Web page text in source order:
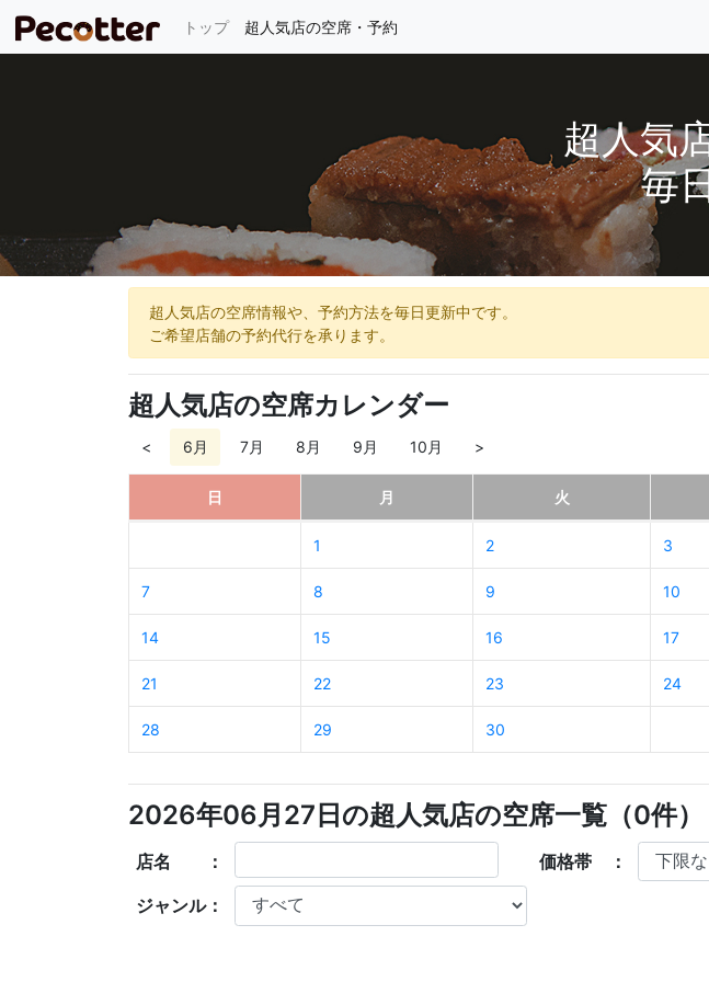
トップ(current)
超人気店の空席・予約
超人気
毎
超人気店の空席情報や、予約方法を毎日更新中です。
ご希望店舗の予約代行を承ります。
超人気店の空席カレンダー
< 6月 7月 8月 9月 10月 >
日 月 火
1 2 3
7 8 9 10
14 15 16 17
21 22 23 24
28 29 30
2026年06月27日の超人気店の空席一覧（0件）
店名 ： 価格帯 ：
ジャンル：